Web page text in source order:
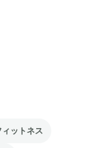
ィットネス